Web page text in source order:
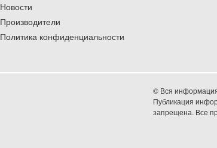
Новости
Производители
Политика конфиденциальности
© Вся информация
Публикация
запрещена. Все